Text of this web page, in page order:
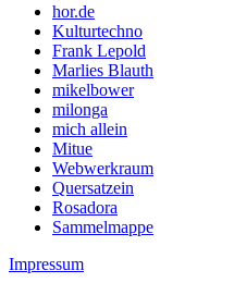
hor.de
Kulturtechno
Frank Lepold
Marlies Blauth
mikelbower
milonga
mich allein
Mitue
Webwerkraum
Quersatzein
Rosadora
Sammelmappe
Impressum